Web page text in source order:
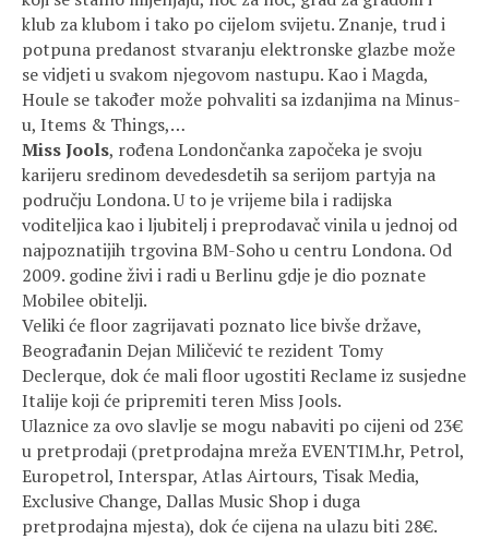
klub za klubom i tako po cijelom svijetu. Znanje, trud i
potpuna predanost stvaranju elektronske glazbe može
se vidjeti u svakom njegovom nastupu. Kao i Magda,
Houle se također može pohvaliti sa izdanjima na Minus-
u, Items & Things,…
Miss Jools, rođena Londončanka započeka je svoju
karijeru sredinom devedesdetih sa serijom partyja na
području Londona. U to je vrijeme bila i radijska
voditeljica kao i ljubitelj i preprodavač vinila u jednoj od
najpoznatijih trgovina BM-Soho u centru Londona. Od
2009. godine živi i radi u Berlinu gdje je dio poznate
Mobilee obitelji.
Veliki će floor zagrijavati poznato lice bivše države,
Beograđanin Dejan Miličević te rezident Tomy
Declerque, dok će mali floor ugostiti Reclame iz susjedne
Italije koji će pripremiti teren Miss Jools.
Ulaznice za ovo slavlje se mogu nabaviti po cijeni od 23€
u pretprodaji (pretprodajna mreža EVENTIM.hr, Petrol,
Europetrol, Interspar, Atlas Airtours, Tisak Media,
Exclusive Change, Dallas Music Shop i duga
pretprodajna mjesta), dok će cijena na ulazu biti 28€.